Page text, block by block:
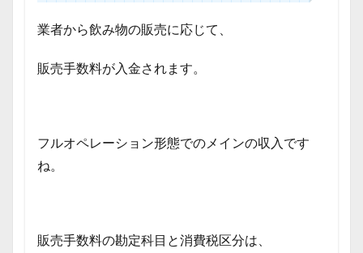
業者から飲み物の販売に応じて、
販売手数料が入金されます。
フルオペレーション形態でのメインの収入です
ね。
販売手数料の勘定科目と消費税区分は、